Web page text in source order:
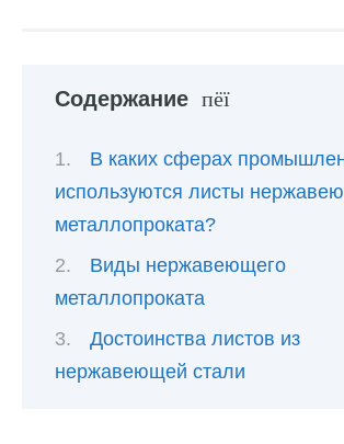
Содержание
В каких сферах
используются листы
металлопроката?
Виды нержавеющего
металлопроката
Достоинства листов из
нержавеющей стали